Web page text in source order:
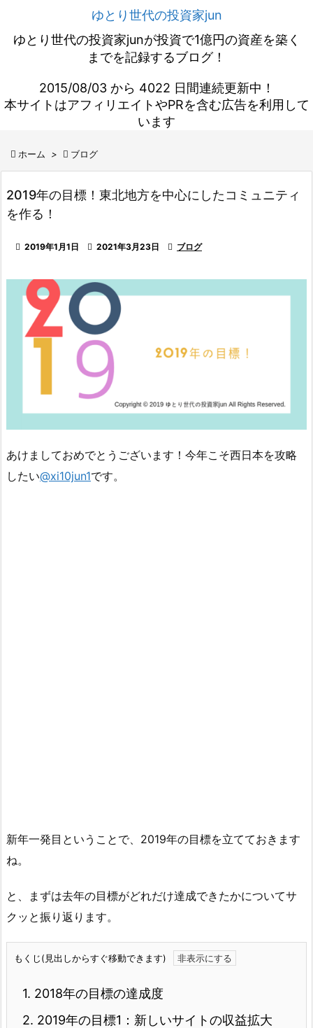
ゆとり世代の投資家jun
ゆとり世代の投資家junが投資で1億円の資産を築く
までを記録するブログ！
2015/08/03 から 4022 日間連続更新中！
本サイトはアフィリエイトやPRを含む広告を利用して
います
 ホーム >  ブログ
2019年の目標！東北地方を中心にしたコミュニティ
を作る！
 2019年1月1日  2021年3月23日  ブログ
あけましておめでとうございます！今年こそ西日本を攻略
したい@xi10jun1です。
新年一発目ということで、2019年の目標を立てておきます
ね。
と、まずは去年の目標がどれだけ達成できたかについてサ
クッと振り返ります。
もくじ(見出しからすぐ移動できます)
1. 2018年の目標の達成度
2. 2019年の目標1：新しいサイトの収益拡大